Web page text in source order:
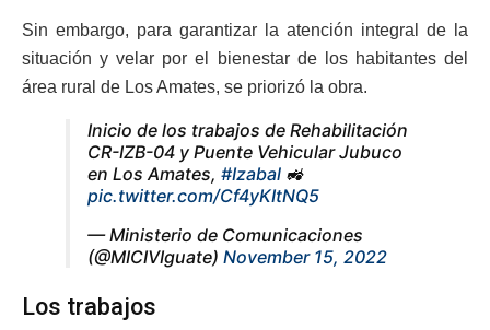
Sin embargo, para garantizar la atención integral de la
situación y velar por el bienestar de los habitantes del
área rural de Los Amates, se priorizó la obra.
Inicio de los trabajos de Rehabilitación
CR-IZB-04 y Puente Vehicular Jubuco
en Los Amates, #Izabal 🚜
pic.twitter.com/Cf4yKItNQ5
— Ministerio de Comunicaciones
(@MICIVIguate) November 15, 2022
Los trabajos